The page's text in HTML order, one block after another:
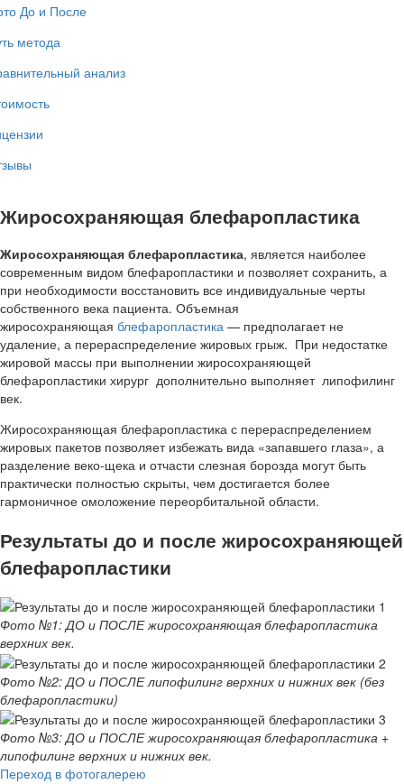
До и После
метода
анализ
Жиросохраняющая блефаропластика
Жиросохраняющая блефаропластика, является наиболее
современным видом блефаропластики и позволяет сохранить, а
при необходимости восстановить все индивидуальные черты
собственного века пациента. Объемная
жиросохраняющая блефаропластика — предполагает не
удаление, а перераспределение жировых грыж. При недостатке
жировой массы при выполнении жиросохраняющей
блефаропластики хирург дополнительно выполняет липофилинг
век.
Жиросохраняющая блефаропластика с перераспределением
жировых пакетов позволяет избежать вида «запавшего глаза», а
разделение веко-щека и отчасти слезная борозда могут быть
практически полностью скрыты, чем достигается более
гармоничное омоложение переорбитальной области.
Результаты до и после жиросохраняющей
блефаропластики
Фото №1: ДО и ПОСЛЕ жиросохраняющая блефаропластика
верхних век.
Фото №2: ДО и ПОСЛЕ липофилинг верхних и нижних век (без
блефаропластики)
Фото №3: ДО и ПОСЛЕ жиросохраняющая блефаропластика +
липофилинг верхних и нижних век.
Переход в фотогалерею